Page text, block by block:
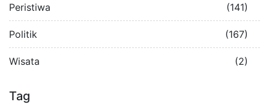
Peristiwa (141)
Politik (167)
Wisata (2)
Tag